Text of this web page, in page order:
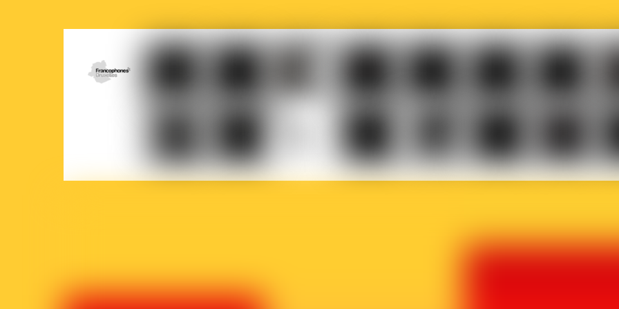
COCOF
Wallonie-
nationalede
francophone
bruxellois
Circuit
PremièreVif
Article
27
Off